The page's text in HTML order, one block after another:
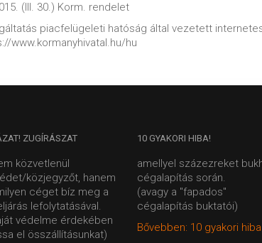
(III. 30.) Korm. rendelet
piacfelügeleti hatóság által vezetett
www.kormanyhivatal.hu/hu
ZUGÍRÁSZAT
közvetlenül
közjegyzőt, hanem
céget bíz meg a
lefolytatásával.
védelme érdekében
el összállításunkat)
10 GYAKORI HIBA!
amellyel százezreket
cégalapítás során.
(avagy a "fapados"
cégalapítás buktatói)
Bővebben: 10 gyakori hiba